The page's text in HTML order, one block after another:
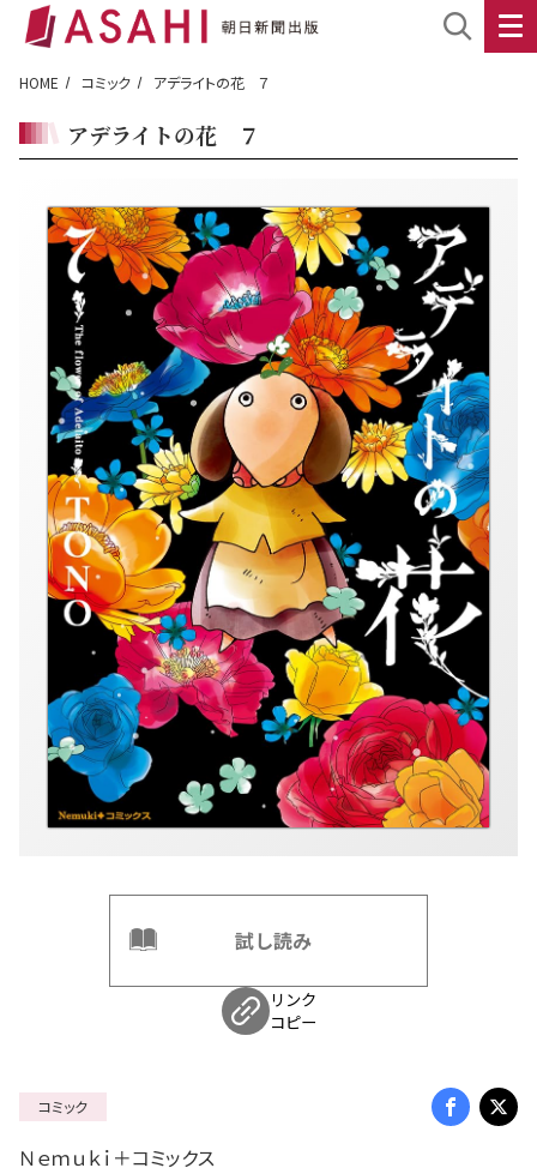
HOME コミック アデライトの花 ７
アデライトの花 ７
試し読み
リンク
コピー
コミック
Ｎｅｍｕｋｉ＋コミックス